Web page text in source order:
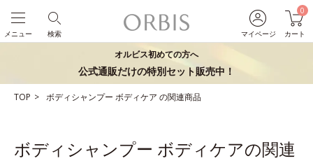
マイページ
0
カート
検索
メニュー
オルビス初めての方へ
公式通販だけの特別セット販売中！
TOP ボディシャンプー ボディケア の関連商品
ボディシャンプー ボディケアの関連